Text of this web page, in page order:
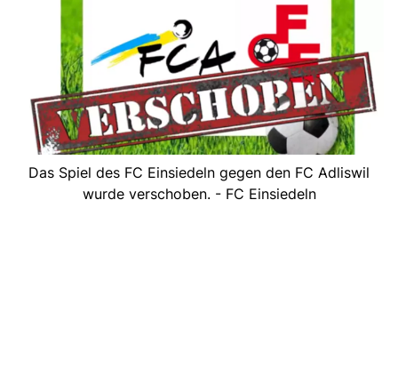
Das Spiel des FC Einsiedeln gegen den FC Adliswil
wurde verschoben. - FC Einsiedeln